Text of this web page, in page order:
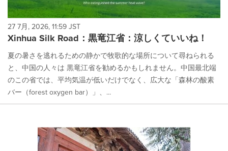
27 7月, 2026, 11:59 JST
Xinhua Silk Road：黒竜江省：涼しくていいね！
夏の暑さを逃れるための静かで牧歌的な場所について尋ねられる
と、中国の人々は 黒竜江省を勧めるかもしれません。中国最北端
のこの省では、平均気温が低いだけでなく、広大な「森林の酸素
バー（forest oxygen bar）」、...